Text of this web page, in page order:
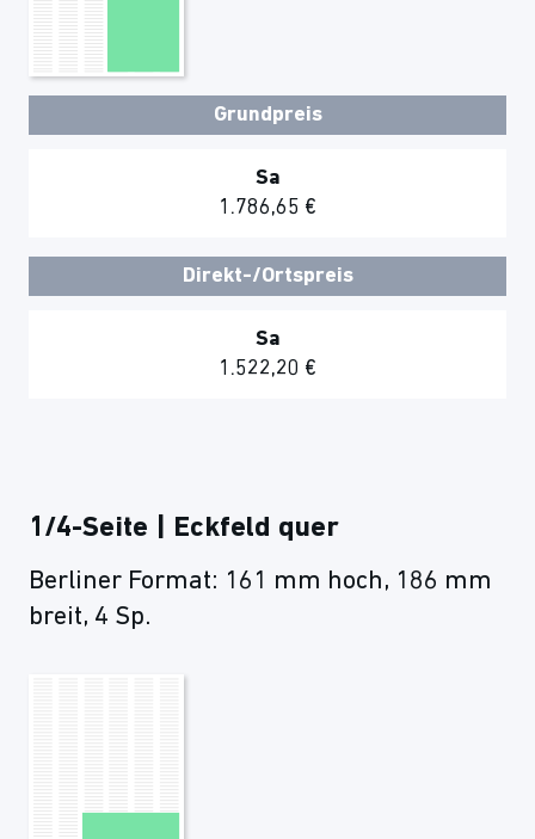
Grundpreis
Sa
1.786,65 €
Direkt-/Ortspreis
Sa
1.522,20 €
1/4-Seite | Eckfeld quer
Berliner Format: 161 mm hoch, 186 mm
breit, 4 Sp.